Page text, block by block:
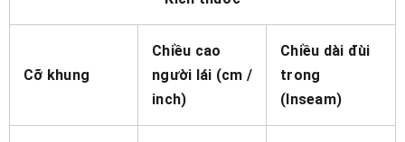
Cỡ khung
Chiều cao
người lái (cm /
inch)
Chiều dài đùi
trong
(Inseam)